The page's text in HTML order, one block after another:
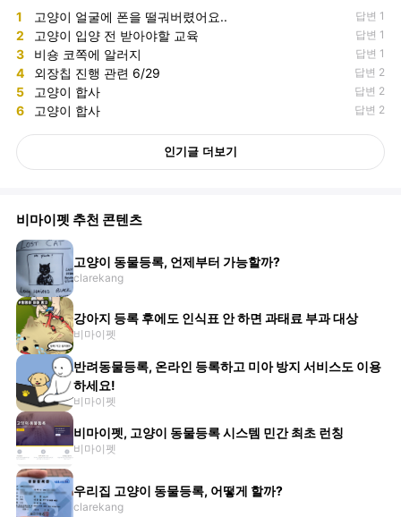
1 고양이 얼굴에 폰을 떨궈버렸어요.. 답변 1
2 고양이 입양 전 받아야할 교육 답변 1
3 비숑 코쪽에 알러지 답변 1
4 외장칩 진행 관련 6/29 답변 2
5 고양이 합사 답변 2
6 고양이 합사 답변 2
인기글 더보기
비마이펫 추천 콘텐츠
고양이 동물등록, 언제부터 가능할까?
clarekang
강아지 등록 후에도 인식표 안 하면 과태료 부과 대상
비마이펫
반려동물등록, 온라인 등록하고 미아 방지 서비스도 이용
하세요!
비마이펫
비마이펫, 고양이 동물등록 시스템 민간 최초 런칭
비마이펫
우리집 고양이 동물등록, 어떻게 할까?
clarekang